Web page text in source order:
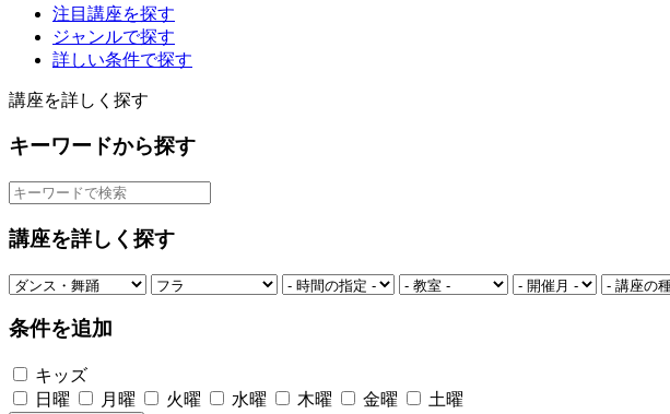
注目講座を探す
ジャンルで探す
詳しい条件で探す
講座を詳しく探す
キーワードから探す
講座を詳しく探す
条件を追加
キッズ
日曜
月曜 火曜 水曜 木曜 金曜 土曜